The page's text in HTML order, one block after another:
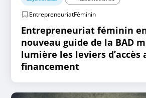
EntrepreneuriatFéminin
Entrepreneuriat féminin
nouveau guide de la BAD
lumière les leviers d’accès
financement